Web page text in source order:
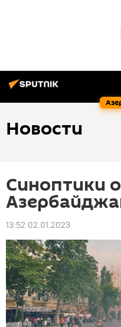
Новости
Синоптики
13:52 02.01.2023